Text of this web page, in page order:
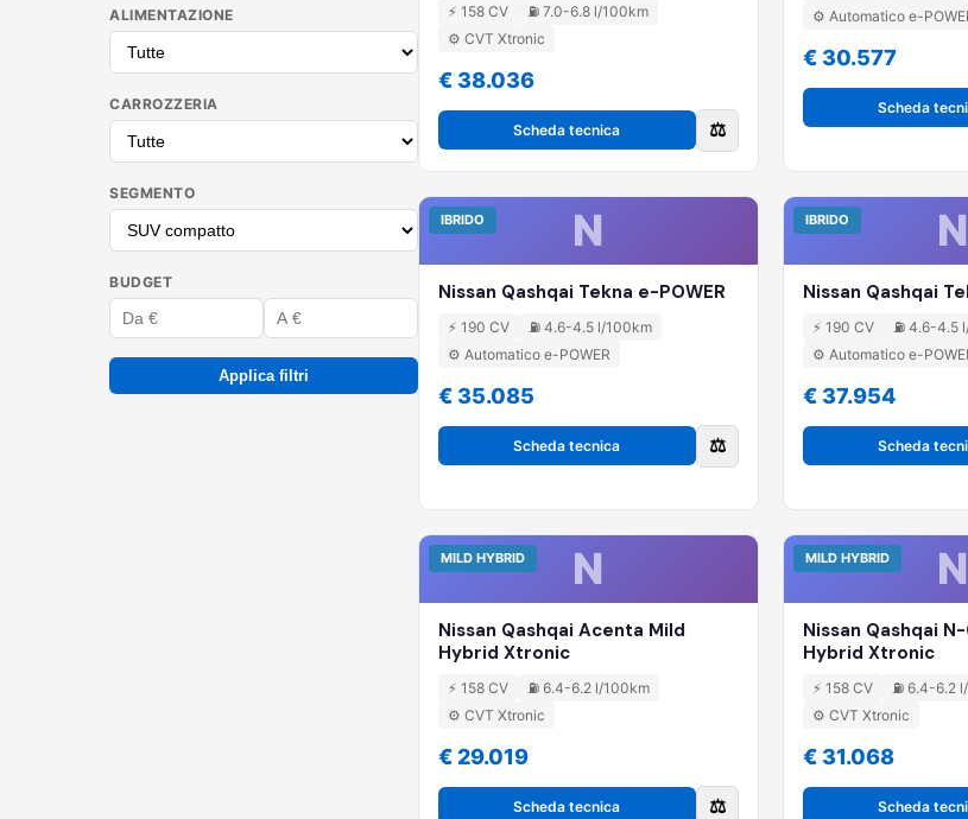
ALIMENTAZIONE
CARROZZERIA
SEGMENTO
BUDGET
Applica filtri
⚡ 158 CV
⛽ 7.0-6.8 l/100km
⚙️ CVT Xtronic
€ 38.036
Scheda tecnica ⚖️
⚙️ Automatico e-
€ 30.577
Scheda
N
IBRIDO
Nissan Qashqai Tekna e-POWER
⚡ 190 CV
⛽ 4.6-4.5 l/100km
⚙️ Automatico e-POWER
€ 35.085
Scheda tecnica ⚖️
N
IBRIDO
Nissan Qashqai
⚡ 190 CV
⛽ 4.6-4.5
⚙️ Automatico e-
€ 37.954
Scheda
N
MILD HYBRID
Nissan Qashqai Acenta Mild
Hybrid Xtronic
⚡ 158 CV
⛽ 6.4-6.2 l/100km
⚙️ CVT Xtronic
€ 29.019
Scheda tecnica ⚖️
N
MILD HYBRID
Nissan Qashqai
Hybrid Xtronic
⚡ 158 CV
⛽ 6.4-6.2
⚙️ CVT Xtronic
€ 31.068
Scheda